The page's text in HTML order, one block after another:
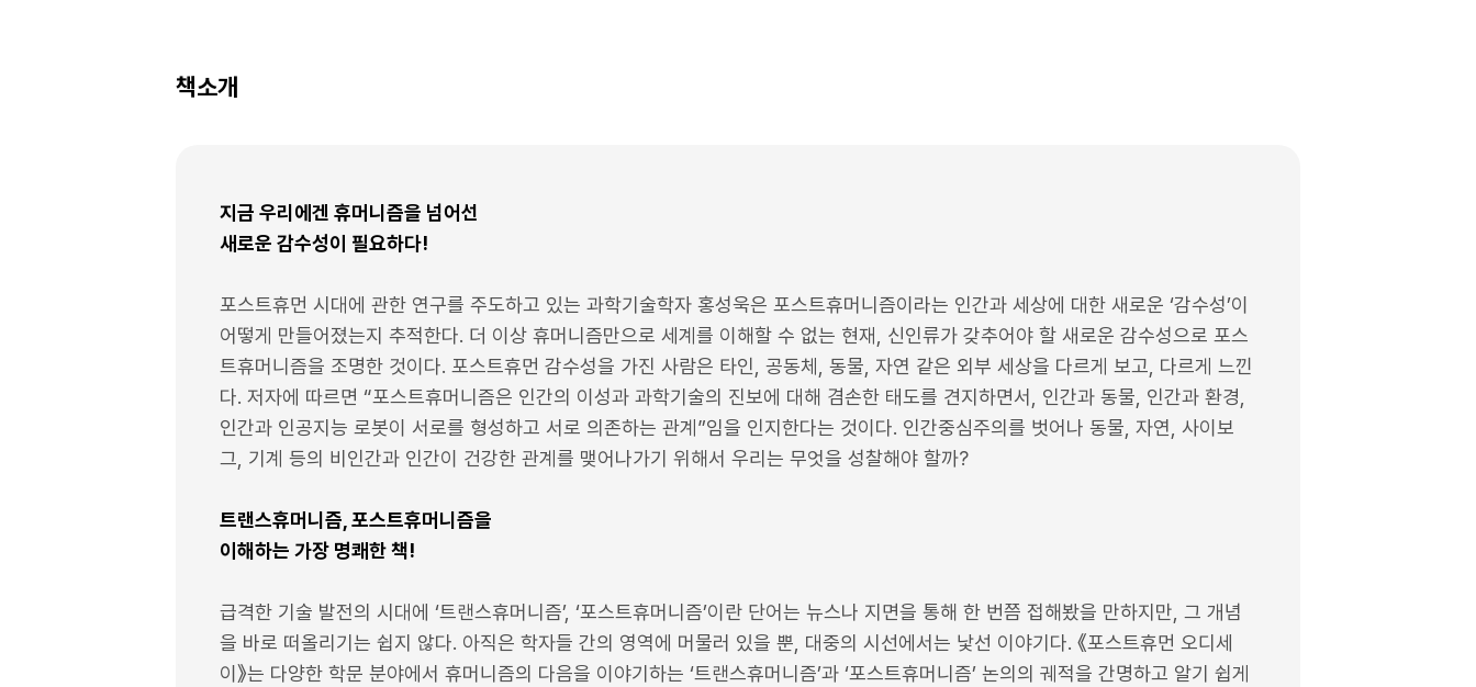
책소개
지금 우리에겐 휴머니즘을 넘어선
새로운 감수성이 필요하다!
포스트휴먼 시대에 관한 연구를 주도하고 있는 과학기술학자 홍성욱은 포스트휴머니즘이라는 인간과 세상에 대한 새로운 ‘감수성’이
어떻게 만들어졌는지 추적한다. 더 이상 휴머니즘만으로 세계를 이해할 수 없는 현재, 신인류가 갖추어야 할 새로운 감수성으로 포스
트휴머니즘을 조명한 것이다. 포스트휴먼 감수성을 가진 사람은 타인, 공동체, 동물, 자연 같은 외부 세상을 다르게 보고, 다르게 느낀
다. 저자에 따르면 “포스트휴머니즘은 인간의 이성과 과학기술의 진보에 대해 겸손한 태도를 견지하면서, 인간과 동물, 인간과 환경,
인간과 인공지능 로봇이 서로를 형성하고 서로 의존하는 관계”임을 인지한다는 것이다. 인간중심주의를 벗어나 동물, 자연, 사이보
그, 기계 등의 비인간과 인간이 건강한 관계를 맺어나가기 위해서 우리는 무엇을 성찰해야 할까?
트랜스휴머니즘, 포스트휴머니즘을
이해하는 가장 명쾌한 책!
급격한 기술 발전의 시대에 ‘트랜스휴머니즘’, ‘포스트휴머니즘’이란 단어는 뉴스나 지면을 통해 한 번쯤 접해봤을 만하지만, 그 개념
을 바로 떠올리기는 쉽지 않다. 아직은 학자들 간의 영역에 머물러 있을 뿐, 대중의 시선에서는 낯선 이야기다. 《포스트휴먼 오디세
이》는 다양한 학문 분야에서 휴머니즘의 다음을 이야기하는 ‘트랜스휴머니즘’과 ‘포스트휴머니즘’ 논의의 궤적을 간명하고 알기 쉽게